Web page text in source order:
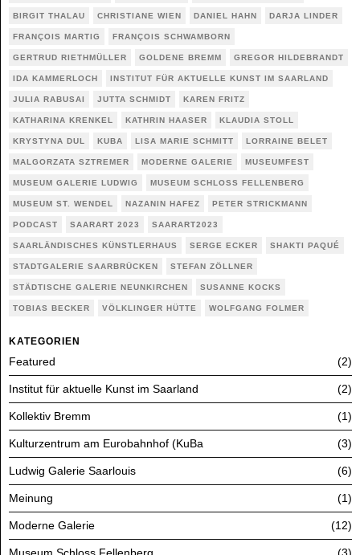
BIRGIT THALAU CHRISTIANE WIEN DANIEL HAHN DARJA LINDER
FRANÇOIS MARTIG FRANÇOIS SCHWAMBORN
GERTRUD RIETHMÜLLER GOLDENE BREMM GREGOR HILDEBRANDT
IDA KAMMERLOCH INSTITUT FÜR AKTUELLE KUNST IM SAARLAND
JULIA RABUSAI JUTTA SCHMIDT KAREN FRITZ
KATHARINA KRENKEL KATHRIN HAASER KLAUDIA STOLL
KRYSTYNA DUL KUBA LISA MARIE SCHMITT LORRAINE BELET
MALGORZATA SZTREMER MODERNE GALERIE MUSEUMFEST
MUSEUM GALERIE LUDWIG MUSEUM SCHLOSS FELLENBERG
MUSEUM ST. WENDEL NAZANIN HAFEZ PETER STRICKMANN
PODCAST SAARART 2023 SAARART2023
SAARLÄNDISCHES KÜNSTLERHAUS SERGE ECKER SHAKTI PAQUÉ
STADTGALERIE SAARBRÜCKEN STEFAN ZÖLLNER
STÄDTISCHE GALERIE NEUNKIRCHEN SUSANNE KOCKS
TOBIAS BECKER VÖLKLINGER HÜTTE WOLFGANG FOLMER
KATEGORIEN
Featured 2
Institut für aktuelle Kunst im Saarland 2
Kollektiv Bremm 1
Kulturzentrum am Eurobahnhof (KuBa 3
Ludwig Galerie Saarlouis 6
Meinung 1
Moderne Galerie 12
Museum Schloss Fellenberg 3